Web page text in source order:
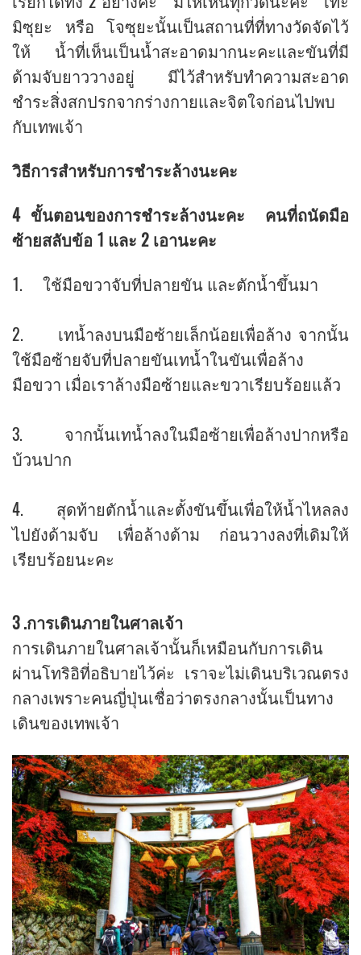
มิซุยะ หรือ โจซุยะนั้นเป็นสถานที่ที่ทางวัดจัดไว้
ให้ น้ำที่เห็นเป็นน้ำสะอาดมากนะคะและขันที่มี
ด้ามจับยาววางอยู่ มีไว้สำหรับทำความสะอาด
ชำระสิ่งสกปรกจากร่างกายและจิตใจก่อนไปพบ
กับเทพเจ้า
วิธีการสำหรับการชำระล้างนะคะ
4 ขั้นตอนของการชำระล้างนะคะ คนที่ถนัดมือ
ซ้ายสลับข้อ 1 และ 2 เอานะคะ
1. ใช้มือขวาจับที่ปลายขัน และตักน้ำขึ้นมา
2. เทน้ำลงบนมือซ้ายเล็กน้อยเพื่อล้าง จากนั้น
ใช้มือซ้ายจับที่ปลายขันเทน้ำในขันเพื่อล้าง
มือขวา เมื่อเราล้างมือซ้ายและขวาเรียบร้อยแล้ว
3. จากนั้นเทน้ำลงในมือซ้ายเพื่อล้างปากหรือ
บ้วนปาก
4. สุดท้ายตักน้ำและตั้งขันขึ้นเพื่อให้น้ำไหลลง
ไปยังด้ามจับ เพื่อล้างด้าม ก่อนวางลงที่เดิมให้
เรียบร้อยนะคะ
3 .การเดินภายในศาลเจ้า
การเดินภายในศาลเจ้านั้นก็เหมือนกับการเดิน
ผ่านโทริอิที่อธิบายไว้ค่ะ เราจะไม่เดินบริเวณตรง
กลางเพราะคนญี่ปุ่นเชื่อว่าตรงกลางนั้นเป็นทาง
เดินของเทพเจ้า